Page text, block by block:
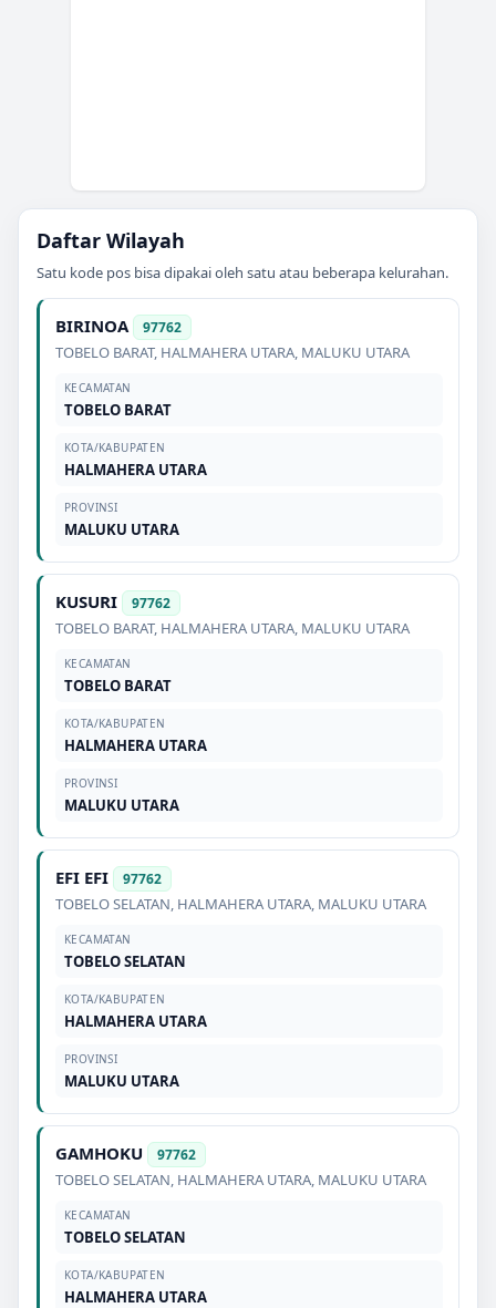
Daftar Wilayah
Satu kode pos bisa dipakai oleh satu atau beberapa kelurahan.
BIRINOA 97762
TOBELO BARAT, HALMAHERA UTARA, MALUKU UTARA
KECAMATAN
TOBELO BARAT
KOTA/KABUPATEN
HALMAHERA UTARA
PROVINSI
MALUKU UTARA
KUSURI 97762
TOBELO BARAT, HALMAHERA UTARA, MALUKU UTARA
KECAMATAN
TOBELO BARAT
KOTA/KABUPATEN
HALMAHERA UTARA
PROVINSI
MALUKU UTARA
EFI EFI 97762
TOBELO SELATAN, HALMAHERA UTARA, MALUKU UTARA
KECAMATAN
TOBELO SELATAN
KOTA/KABUPATEN
HALMAHERA UTARA
PROVINSI
MALUKU UTARA
GAMHOKU 97762
TOBELO SELATAN, HALMAHERA UTARA, MALUKU UTARA
KECAMATAN
TOBELO SELATAN
KOTA/KABUPATEN
HALMAHERA UTARA